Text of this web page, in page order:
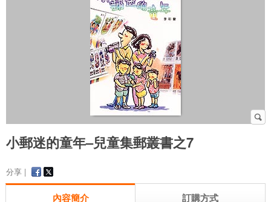
小郵迷的童年–兒童集郵叢書之7
分享 |
內容簡介 訂購方式